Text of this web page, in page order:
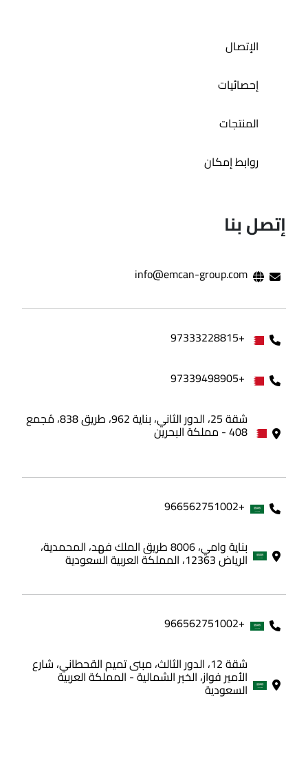
الإتصال
إحصائيات
المنتجات
روابط إمكان
إتصل بنا
info@emcan-group.com
+97333228815
+97339498905
شقة 25، الدور الثاني، بناية 962، طريق 838، مُجمع
408 - مملكة البحرين
+966562751002
بناية وامي، 8006 طريق الملك فهد، المحمدية،
الرياض 12363، المملكة العربية السعودية
+966562751002
شقة 12، الدور الثالث، مبنى تميم القحطاني، شارع
الأمير فواز، الخبر الشمالية - المملكة العربية
السعودية